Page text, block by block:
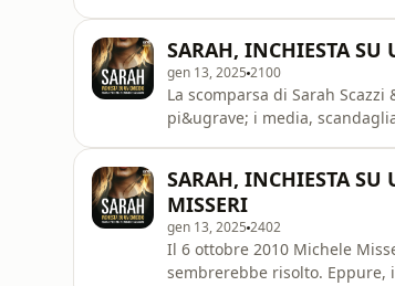
privacy info
SARAH, INCHIESTA
gen 13, 2025 2100
La scomparsa di Sarah
pi&ugrave; i media,
omnystudio.com/listener for
SARAH, INCHIESTA SU
MISSERI
gen 13, 2025 2402
Il 6 ottobre 2010 Michele
sembrerebbe risolto. Eppure,